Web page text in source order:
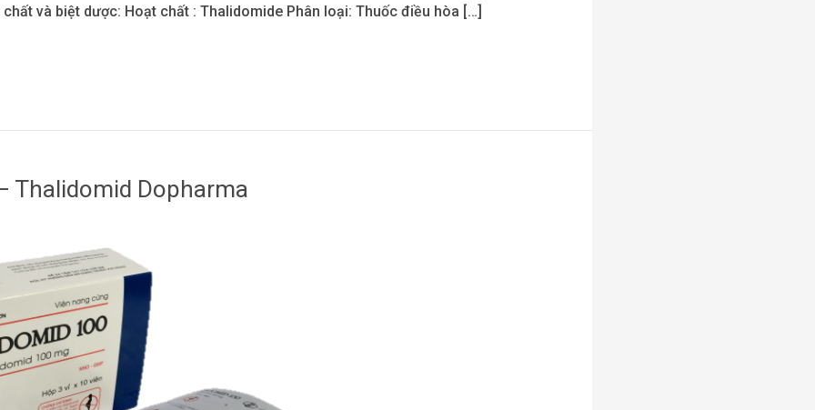
và biệt dược: Hoạt chất : Thalidomide Phân loại: Thuốc điều hòa […]
Thalidomid Dopharma